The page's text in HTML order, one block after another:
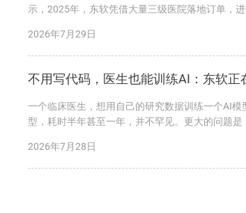
示，2025年，东软凭借大量三级医院落地订单，
2026年7月29日
不用写代码，医生也能训练AI：东软正
一个临床医生，想用自己的研究数据训练一个AI
型，耗时半年甚至一年，并不罕见。更大的问题
2026年7月28日